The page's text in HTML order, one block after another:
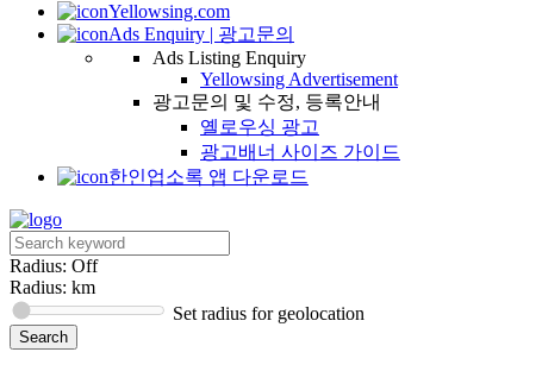
Yellowsing.com
Ads Enquiry | 광고문의
Ads Listing Enquiry
Yellowsing Advertisement
광고문의 및 수정, 등록안내
옐로우싱 광고
광고배너 사이즈 가이드
한인업소록 앱 다운로드
Radius: Off
Radius: km
Set radius for geolocation